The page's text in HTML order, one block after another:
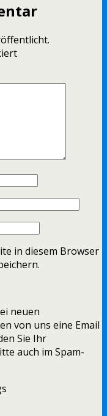
in diesem Browser
neuen
von uns eine Email
Sie Ihr
auch im Spam-